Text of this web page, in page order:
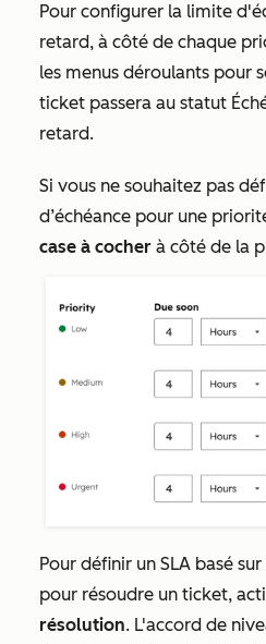
Pour configurer la limite
retard, à côté de chaque
les menus déroulants pour
ticket passera au statut
retard.
Si vous ne souhaitez pas
d’échéance pour une
case à cocher à côté de la
Pour définir un SLA basé
pour résoudre un ticket,
résolution. L'accord de